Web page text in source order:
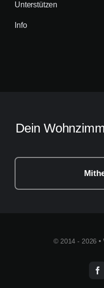
Unterstützen
Info
Dein
© 2014 - 2026 •